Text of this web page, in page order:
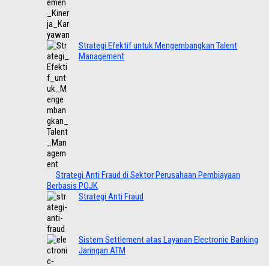
Strategi Efektif untuk Mengembangkan Talent
Management
Strategi Anti Fraud di Sektor Perusahaan Pembiayaan
Berbasis POJK
Strategi Anti Fraud
Sistem Settlement atas Layanan Electronic Banking
Jaringan ATM